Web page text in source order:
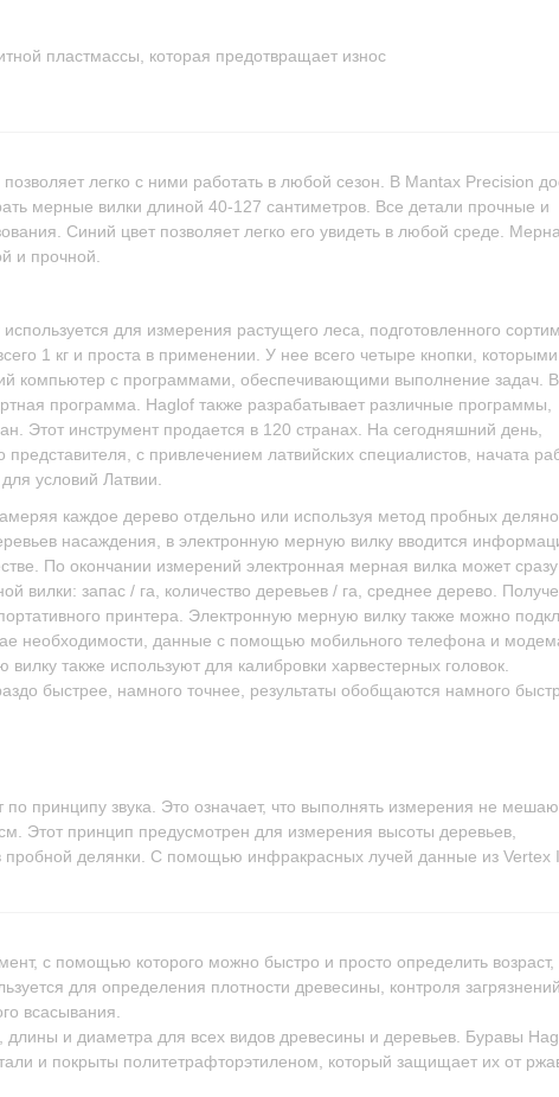
пластмассы, которая предотвращает износ
легко с ними работать в любой сезон. В Mantax Precision
мерные вилки длиной 40-127 сантиметров. Все детали прочные и
Синий цвет позволяет легко его увидеть в любой среде.
и прочной.
для измерения растущего леса, подготовленного
1 кг и проста в применении. У нее всего четыре кнопки, которыми
компьютер с программами, обеспечивающими выполнение задач. В
программа. Haglof также разрабатывает различные программы,
Этот инструмент продается в 120 странах. На сегодняшний день,
с привлечением латвийских специалистов, начата
условий Латвии.
каждое дерево отдельно или используя метод пробных
насаждения, в электронную мерную вилку вводится
По окончании измерений электронная мерная вилка может сразу
вилки: запас / га, количество деревьев / га, среднее дерево.
принтера. Электронную мерную вилку также можно
необходимости, данные с помощью мобильного телефона и
также используют для калибровки харвестерных головок.
быстрее, намного точнее, результаты обобщаются намного
принципу звука. Это означает, что выполнять измерения не
Этот принцип предусмотрен для измерения высоты деревьев,
пробной делянки. С помощью инфракрасных лучей данные из Vertex
с помощью которого можно быстро и просто определить возраст,
для определения плотности древесины, контроля загрязнений,
всасывания.
и диаметра для всех видов древесины и деревьев. Буравы
и покрыты политетрафторэтиленом, который защищает их от